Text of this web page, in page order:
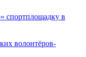
спортплощадку в
волонтёров-